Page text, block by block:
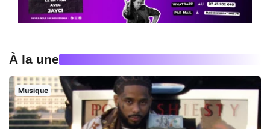
À la une
Musique